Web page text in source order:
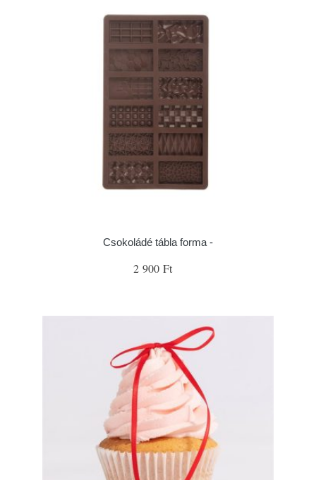
Csokoládé tábla forma -
2 900 Ft